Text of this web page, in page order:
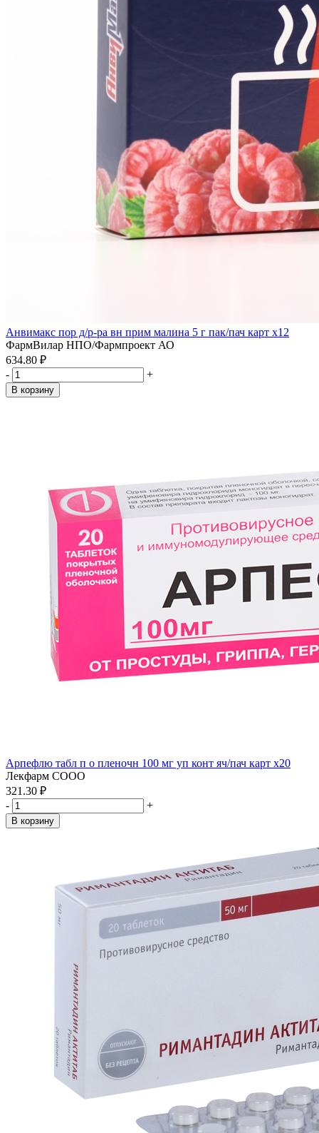
Анвимакс пор д/р-ра вн прим малина 5 г пак/пач карт x12
ФармВилар НПО/Фармпроект АО
634.80 ₽
-
+
В корзину
Арпефлю табл п о пленочн 100 мг уп конт яч/пач карт x20
Лекфарм СООО
321.30 ₽
-
+
В корзину